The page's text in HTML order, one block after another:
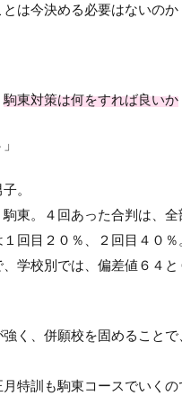
は今決める必要はないのか
駒東対策は何をすれば良いか
。
東。４回あった合判は、全
回目２０％、２回目４０％
学校別では、偏差値６４と
く、併願校を固めること
特訓も駒東コースでいく